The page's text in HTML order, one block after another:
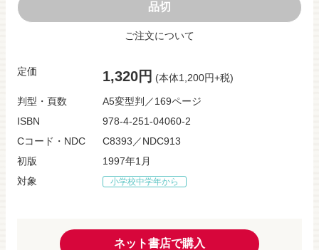
品切
ご注文について
定価 1,320円 (本体1,200円+税)
判型・頁数
A5変型判／169ページ
ISBN
978-4-251-04060-2
Cコード・NDC
C8393／NDC913
初版
1997年1月
対象
小学校中学年から
ネット書店で購入